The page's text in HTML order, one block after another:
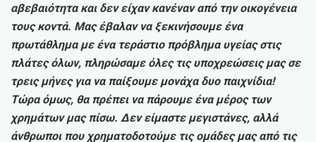
αβεβαιότητα και δεν είχαν κανέναν από την οικογένεια
τους κοντά. Μας έβαλαν να ξεκινήσουμε ένα
πρωτάθλημα με ένα τεράστιο πρόβλημα υγείας στις
πλάτες όλων, πληρώσαμε όλες τις υποχρεώσεις μας σε
τρεις μήνες για να παίξουμε μονάχα δυο παιχνίδια!
Τώρα όμως, θα πρέπει να πάρουμε ένα μέρος των
χρημάτων μας πίσω. Δεν είμαστε μεγιστάνες, αλλά
άνθρωποι που χρηματοδοτούμε τις ομάδες μας από τις